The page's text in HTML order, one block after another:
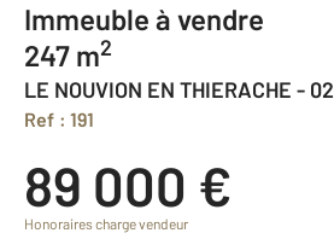
Immeuble à vendre
247 m2
LE NOUVION EN THIERACHE - 02
Ref : 191
89 000 €
Honoraires charge vendeur